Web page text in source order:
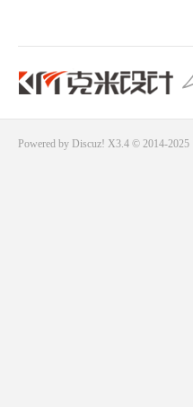
Powered by Discuz! X3.4 © 2014-2025